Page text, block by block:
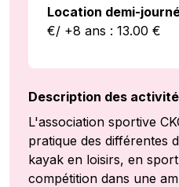
Location demi-
€/ +8 ans : 13.00 €
Description des
L'association sportive
pratique des différentes
kayak en loisirs, en
compétition dans une